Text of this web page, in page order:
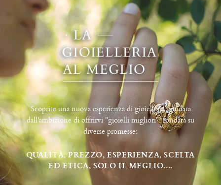
Scoprite una nuova esperienza di gioielleria, guidata
dall’ambizione di offrirvi "gioielli migliori", fondata su
diverse promesse:
QUALITÀ, PREZZO, ESPERIENZA, SCELTA
ED ETICA, SOLO IL MEGLIO....